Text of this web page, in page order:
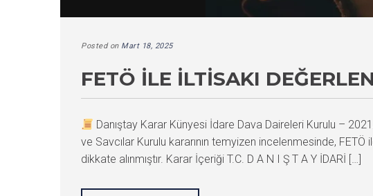
Posted on Mart 18, 2025
FETÖ İLE İLTISAKI
Danıştay Karar Künyesi İdare Dava Daireleri Kurulu –
ve Savcılar Kurulu kararının temyizen incelenmesinde,
dikkate alınmıştır. Karar İçeriği T.C. D A N I Ş T A Y İDARİ […]